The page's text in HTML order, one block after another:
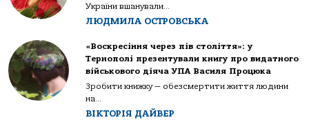
України вшанували...
ЛЮДМИЛА ОСТРОВСЬКА
«Воскресіння через пів століття»: у
Тернополі презентували книгу про видатного
військового діяча УПА Василя Процюка
Зробити книжку — обезсмертити життя людини
на...
ВІКТОРІЯ ДАЙВЕР